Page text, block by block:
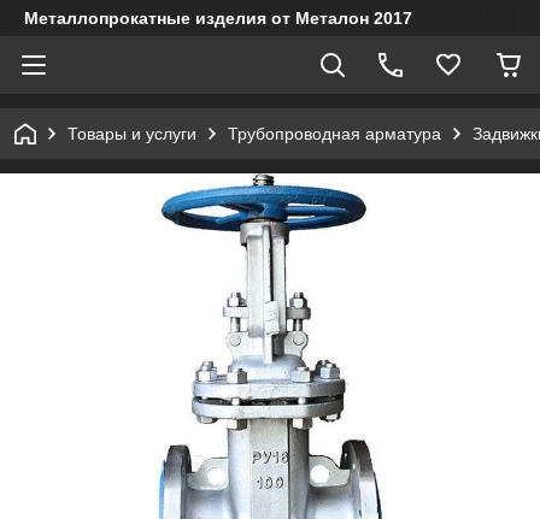
Металлопрокатные изделия от Металон 2017
Товары и услуги Трубопроводная арматура